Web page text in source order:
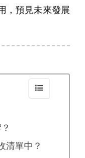
，預見未來發展
清單中？